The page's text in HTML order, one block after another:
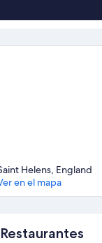
Helens, England
en el mapa
Restaurantes